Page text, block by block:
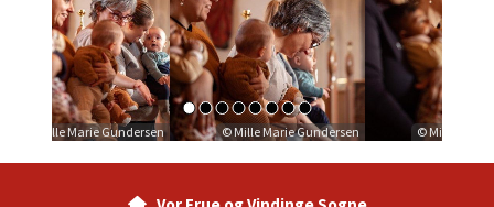
© Mille Marie Gundersen © Mille Marie Gundersen